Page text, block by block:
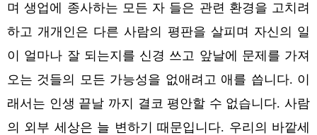
며 생업에 종사하는 모든 자 들은 관련 환경을 고치려
하고 개개인은 다른 사람의 평판을 살피며 자신의 일
이 얼마나 잘 되는지를 신경 쓰고 앞날에 문제를 가져
오는 것들의 모든 가능성을 없애려고 애를 씁니다. 이
래서는 인생 끝날 까지 결코 평안할 수 없습니다. 사람
의 외부 세상은 늘 변하기 때문입니다. 우리의 바깥세